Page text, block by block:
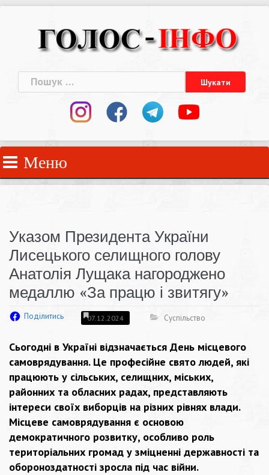
Пошук:
Меню
Указом Президента України
Лисецького селищного голову
Анатолія Лущака нагороджено
медаллю «За працю і звитягу»
Поділитись 07.12.2024 Суспільство
Сьогодні в Україні відзначається День місцевого
самоврядування. Це професійне свято людей, які
працюють у сільських, селищних, міських,
районних та обласних радах, представляють
інтереси своїх виборців на різних рівнях влади.
Місцеве самоврядування є основою
демократичного розвитку, особливо роль
територіальних громад у зміцненні державності та
обороноздатності зросла під час війни.